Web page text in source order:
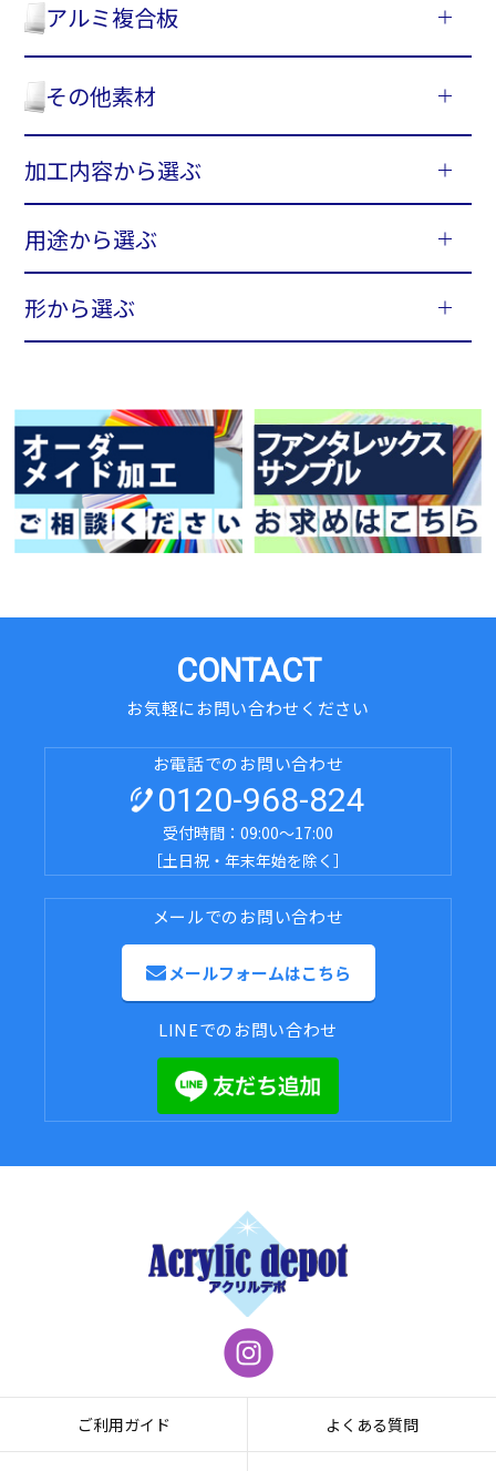
アルミ複合板
その他素材
加工内容から選ぶ
用途から選ぶ
形から選ぶ
CONTACT
お気軽にお問い合わせください
お電話でのお問い合わせ
0120-968-824
受付時間：09:00～17:00
［土日祝・年末年始を除く］
メールでのお問い合わせ
メールフォームはこちら
LINEでのお問い合わせ
ご利用ガイド よくある質問